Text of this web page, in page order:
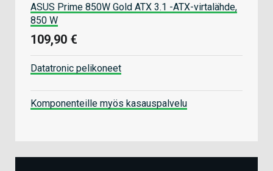
ASUS Prime 850W Gold ATX 3.1 -ATX-virtalähde,
850 W
109,90 €
Datatronic pelikoneet
Komponenteille myös kasauspalvelu